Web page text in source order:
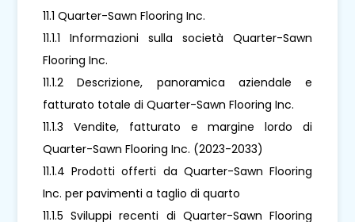
11.1 Quarter-Sawn Flooring Inc.
11.1.1 Informazioni sulla società Quarter-Sawn
Flooring Inc.
11.1.2 Descrizione, panoramica aziendale e
fatturato totale di Quarter-Sawn Flooring Inc.
11.1.3 Vendite, fatturato e margine lordo di
Quarter-Sawn Flooring Inc. (2023-2033)
11.1.4 Prodotti offerti da Quarter-Sawn Flooring
Inc. per pavimenti a taglio di quarto
11.1.5 Sviluppi recenti di Quarter-Sawn Flooring